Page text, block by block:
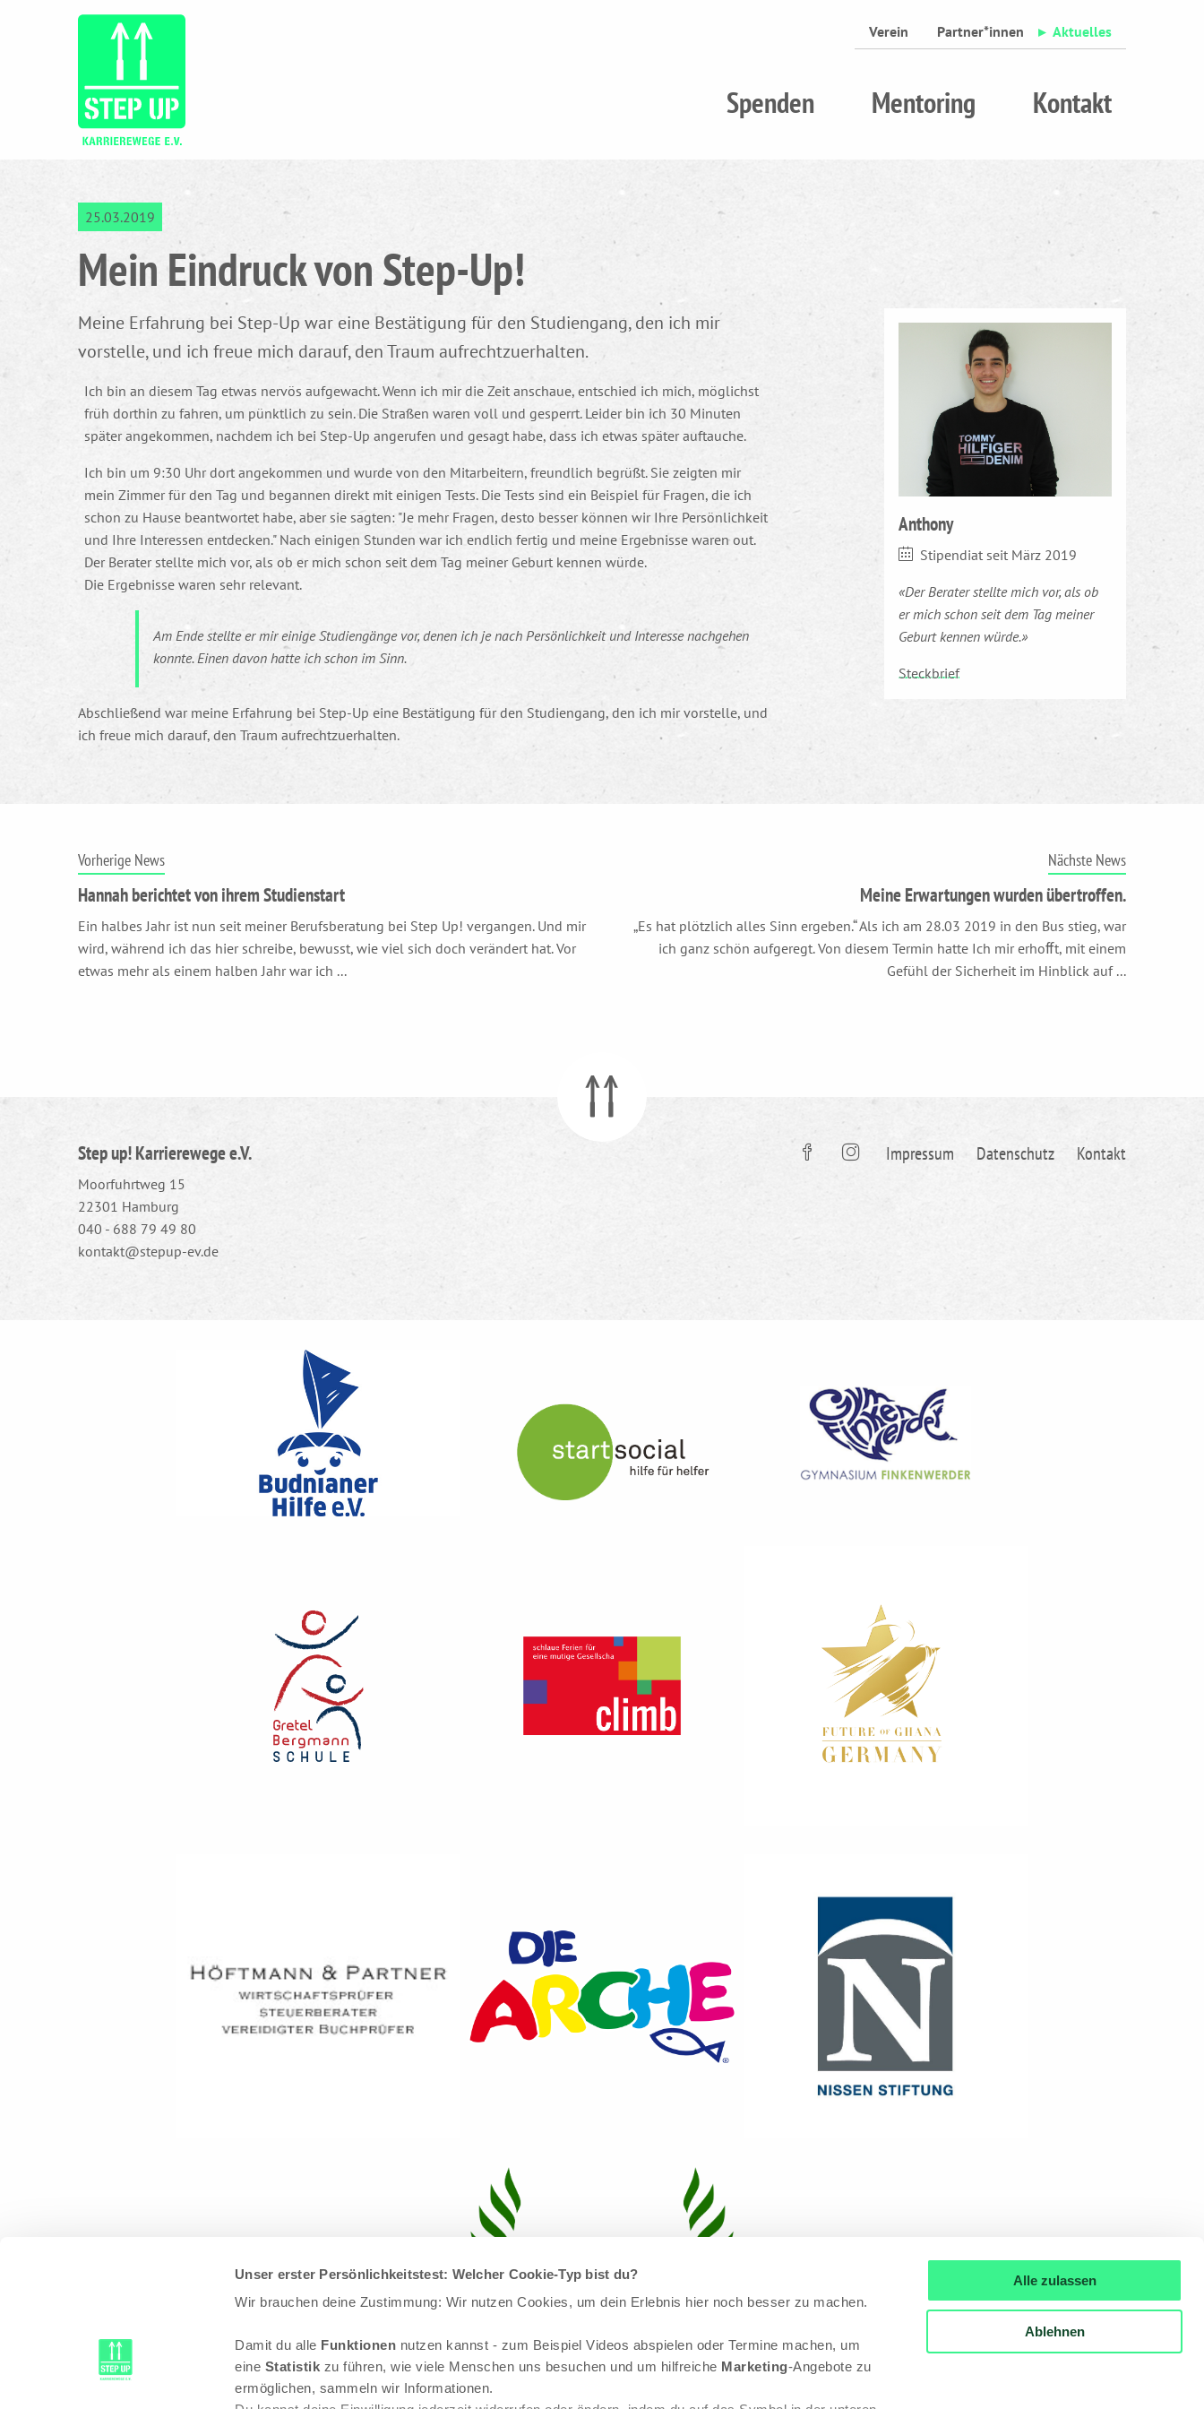
Unser erster Persönlichkeitstest: Welcher Cookie-Typ bist du?
Wir brauchen deine Zustimmung: Wir nutzen Cookies, um dein Erlebnis hier noch besser zu machen.
Damit du alle Funktionen nutzen kannst - zum Beispiel Videos abspielen oder Termine machen, um
eine Statistik zu führen, wie viele Menschen uns besuchen und um hilfreiche Marketing-Angebote zu
ermöglichen, sammeln wir Informationen.
Alle zulassen
Ablehnen
Verein Partner*innen Aktuelles
Spenden Mentoring Kontakt
25.03.2019
Mein Eindruck von Step-Up!
Meine Erfahrung bei Step-Up war eine Bestätigung für den Studiengang, den ich mir
vorstelle, und ich freue mich darauf, den Traum aufrechtzuerhalten.
Ich bin an diesem Tag etwas nervös aufgewacht. Wenn ich mir die Zeit anschaue, entschied ich mich, möglichst
früh dorthin zu fahren, um pünktlich zu sein. Die Straßen waren voll und gesperrt. Leider bin ich 30 Minuten
später angekommen, nachdem ich bei Step-Up angerufen und gesagt habe, dass ich etwas später auftauche.
Ich bin um 9:30 Uhr dort angekommen und wurde von den Mitarbeitern, freundlich begrüßt. Sie zeigten mir
mein Zimmer für den Tag und begannen direkt mit einigen Tests. Die Tests sind ein Beispiel für Fragen, die ich
schon zu Hause beantwortet habe, aber sie sagten: "Je mehr Fragen, desto besser können wir Ihre Persönlichkeit
und Ihre Interessen entdecken." Nach einigen Stunden war ich endlich fertig und meine Ergebnisse waren out.
Der Berater stellte mich vor, als ob er mich schon seit dem Tag meiner Geburt kennen würde.
Die Ergebnisse waren sehr relevant.
Am Ende stellte er mir einige Studiengänge vor, denen ich je nach Persönlichkeit und Interesse nachgehen
konnte. Einen davon hatte ich schon im Sinn.
Abschließend war meine Erfahrung bei Step-Up eine Bestätigung für den Studiengang, den ich mir vorstelle, und
ich freue mich darauf, den Traum aufrechtzuerhalten.
Anthony
Stipendiat seit März 2019
«Der Berater stellte mich vor, als ob
er mich schon seit dem Tag meiner
Geburt kennen würde.»
Steckbrief
Vorherige News
Hannah berichtet von ihrem Studienstart
Ein halbes Jahr ist nun seit meiner Berufsberatung bei Step Up! vergangen. Und mir
wird, während ich das hier schreibe, bewusst, wie viel sich doch verändert hat. Vor
etwas mehr als einem halben Jahr war ich ...
Nächste News
Meine Erwartungen wurden übertroffen.
„Es hat plötzlich alles Sinn ergeben.“ Als ich am 28.03 2019 in den Bus stieg, war
ich ganz schön aufgeregt. Von diesem Termin hatte Ich mir erhoﬀt, mit einem
Gefühl der Sicherheit im Hinblick auf ...
Step up! Karrierewege e.V.
Moorfuhrtweg 15
22301 Hamburg
040 - 688 79 49 80
kontakt@stepup-ev.de
Impressum Datenschutz Kontakt